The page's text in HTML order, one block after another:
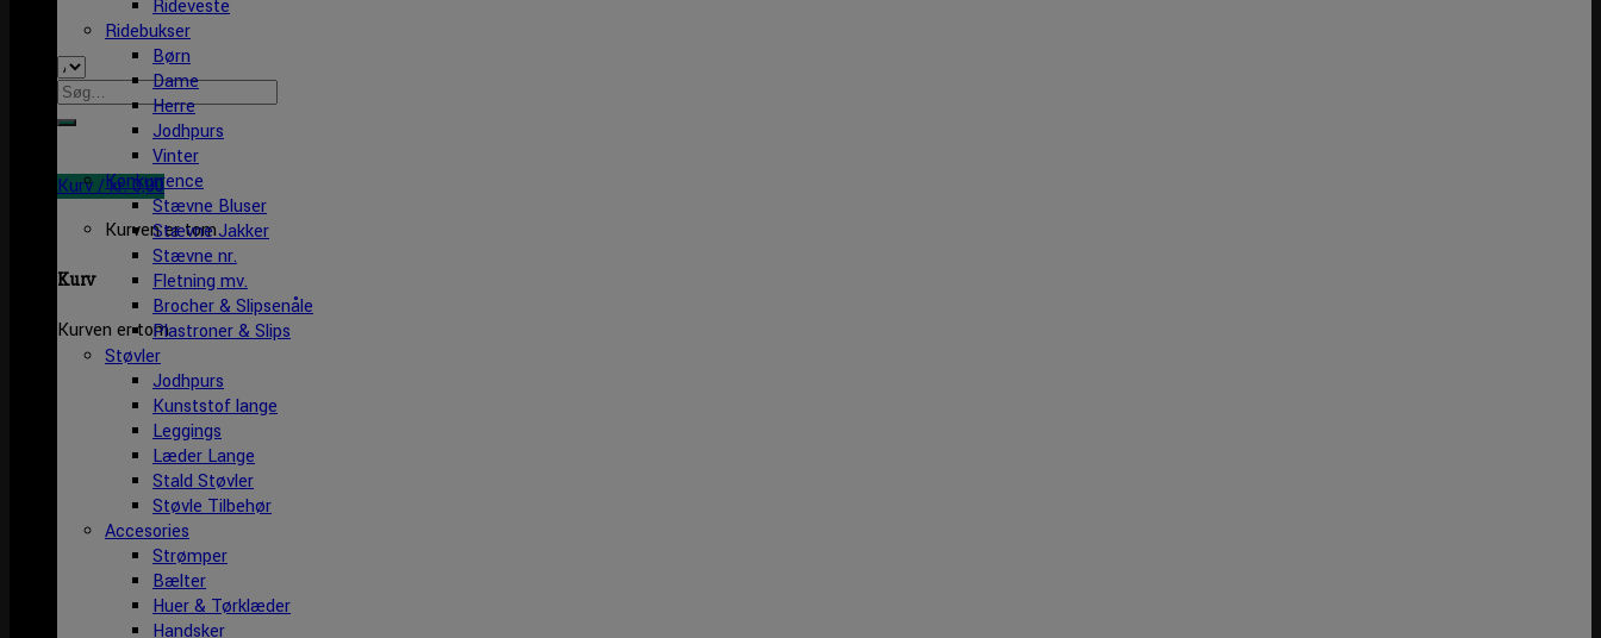
Søg
efter:
Kurv /kr.0,00
Kurven er tom
Kurv
Kurven er tom
Rideveste
Ridebukser
Børn
Dame
Herre
Jodhpurs
Vinter
Konkurrence
Stævne Bluser
Stævne Jakker
Stævne nr.
Fletning mv.
Brocher & Slipsenåle
Plastroner & Slips
Støvler
Jodhpurs
Kunststof lange
Leggings
Læder Lange
Stald Støvler
Støvle Tilbehør
Accesories
Strømper
Bælter
Huer & Tørklæder
Handsker